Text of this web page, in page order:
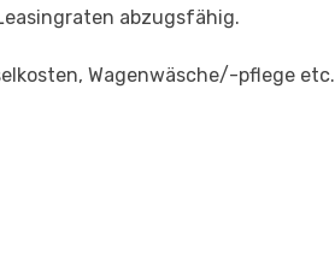
abzugsfähig.
Wagenwäsche/-pflege etc.